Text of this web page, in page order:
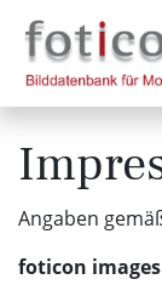
Angaben
foticon images